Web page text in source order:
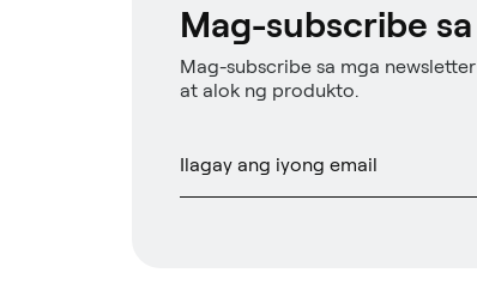
Mag-subscribe
Mag-subscribe sa mga
at alok ng produkto.